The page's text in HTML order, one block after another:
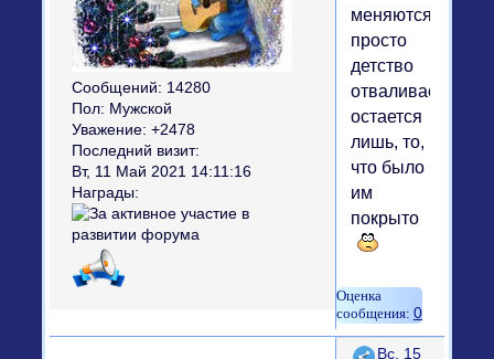
Сообщений: 14280
Пол: Мужской
Уважение: +2478
Последний визит:
Вт, 11 Май 2021 14:11:16
Награды:
меняются,
просто
детство
отваливается,
остается
лишь, то,
что было
им
покрыто
0
Поделиться
Вс, 15